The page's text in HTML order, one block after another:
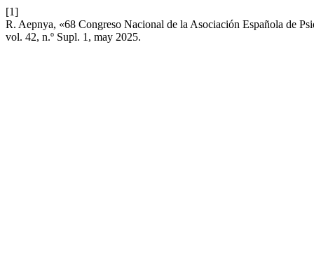
[1]
R. Aepnya, «68 Congreso Nacional de la Asociación Española de
vol. 42, n.º Supl. 1, may 2025.